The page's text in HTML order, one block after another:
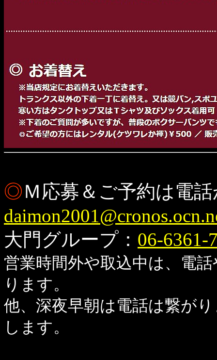
◎Ｍ応募＆ご予約は電
大門グループ： 06-6361-
営業時間外や取込中は、電
ります。
他、深夜早朝は電話は繋が
します。